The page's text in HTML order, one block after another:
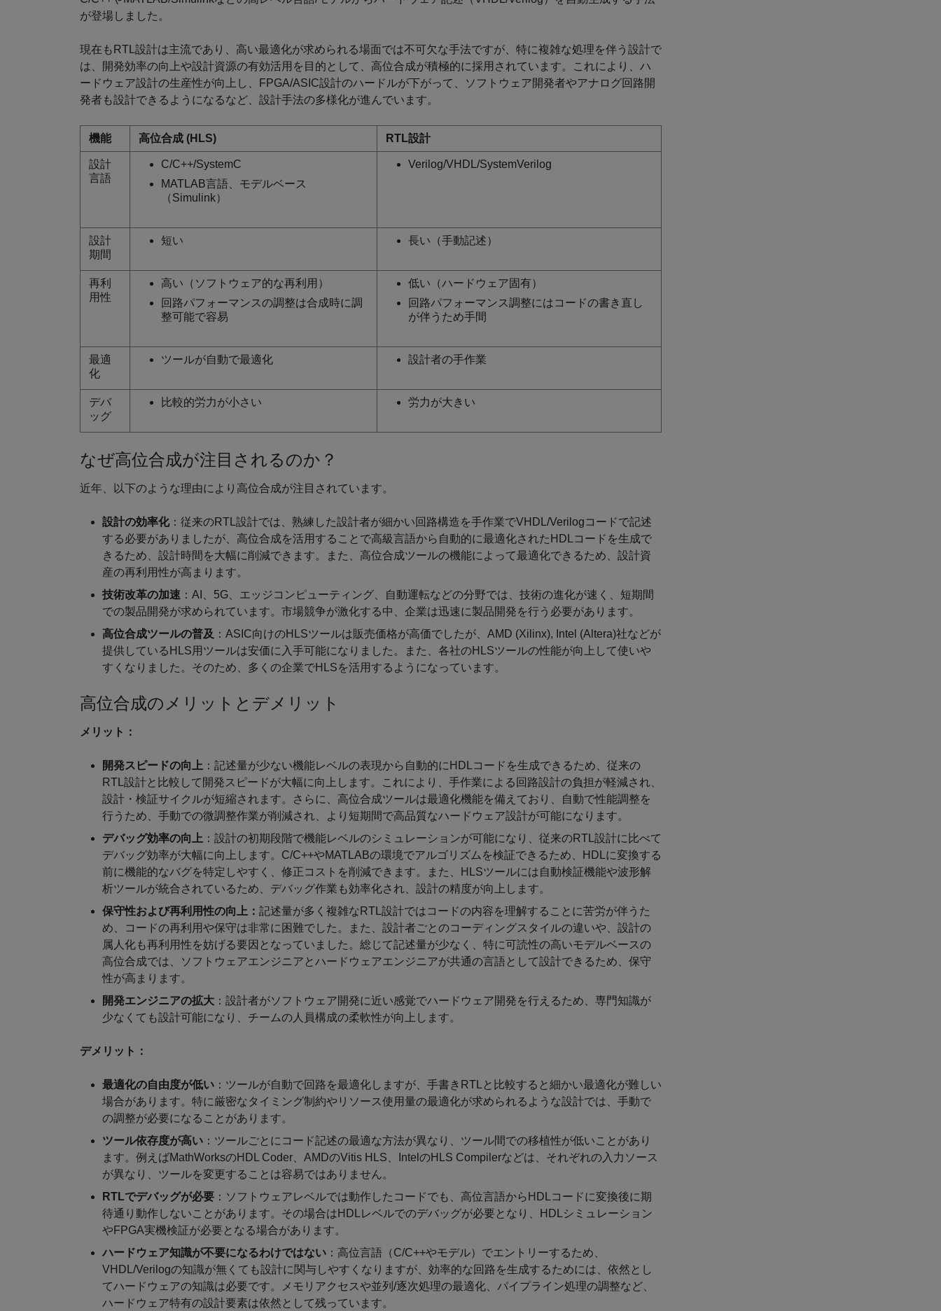
が登場しました。
現在もRTL設計は主流であり、高い最適化が求められる場面では不可欠な手法ですが、特に複雑な処理を伴う設計で
は、開発効率の向上や設計資源の有効活用を目的として、高位合成が積極的に採用されています。これにより、ハ
ードウェア設計の生産性が向上し、FPGA/ASIC設計のハードルが下がって、ソフトウェア開発者やアナログ回路開
発者も設計できるようになるなど、設計手法の多様化が進んでいます。
機能 高位合成 (HLS) RTL設計
設計
言語
C/C++/SystemC
MATLAB言語、モデルベース
（Simulink）
Verilog/VHDL/SystemVerilog
設計
期間
短い 長い（手動記述）
再利
用性
高い（ソフトウェア的な再利用）
回路パフォーマンスの調整は合成時に調
整可能で容易
低い（ハードウェア固有）
回路パフォーマンス調整にはコードの書き直し
が伴うため手間
最適
化
ツールが自動で最適化 設計者の手作業
デバ
ッグ
比較的労力が小さい 労力が大きい
なぜ高位合成が注目されるのか？
近年、以下のような理由により高位合成が注目されています。
設計の効率化：従来のRTL設計では、熟練した設計者が細かい回路構造を手作業でVHDL/Verilogコードで記述
する必要がありましたが、高位合成を活用することで高級言語から自動的に最適化されたHDLコードを生成で
きるため、設計時間を大幅に削減できます。また、高位合成ツールの機能によって最適化できるため、設計資
産の再利用性が高まります。
技術改革の加速 ：AI、5G、エッジコンピューティング、自動運転などの分野では、技術の進化が速く、短期間
での製品開発が求められています。市場競争が激化する中、企業は迅速に製品開発を行う必要があります。
高位合成ツールの普及 ：ASIC向けのHLSツールは販売価格が高価でしたが、AMD (Xilinx), Intel (Altera)社などが
提供しているHLS用ツールは安価に入手可能になりました。また、各社のHLSツールの性能が向上して使いや
すくなりました。そのため、多くの企業でHLSを活用するようになっています。
高位合成のメリットとデメリット
メリット：
開発スピードの向上 ：記述量が少ない機能レベルの表現から自動的にHDLコードを生成できるため、従来の
RTL設計と比較して開発スピードが大幅に向上します。これにより、手作業による回路設計の負担が軽減され、
設計・検証サイクルが短縮されます。さらに、高位合成ツールは最適化機能を備えており、自動で性能調整を
行うため、手動での微調整作業が削減され、より短期間で高品質なハードウェア設計が可能になります。
デバッグ効率の向上 ：設計の初期段階で機能レベルのシミュレーションが可能になり、従来のRTL設計に比べて
デバッグ効率が大幅に向上します。C/C++やMATLABの環境でアルゴリズムを検証できるため、HDLに変換する
前に機能的なバグを特定しやすく、修正コストを削減できます。また、HLSツールには自動検証機能や波形解
析ツールが統合されているため、デバッグ作業も効率化され、設計の精度が向上します。
保守性および再利用性の向上： 記述量が多く複雑なRTL設計ではコードの内容を理解することに苦労が伴うた
め、コードの再利用や保守は非常に困難でした。また、設計者ごとのコーディングスタイルの違いや、設計の
属人化も再利用性を妨げる要因となっていました。総じて記述量が少なく、特に可読性の高いモデルベースの
高位合成では、ソフトウェアエンジニアとハードウェアエンジニアが共通の言語として設計できるため、保守
性が高まります。
開発エンジニアの拡大 ：設計者がソフトウェア開発に近い感覚でハードウェア開発を行えるため、専門知識が
少なくても設計可能になり、チームの人員構成の柔軟性が向上します。
デメリット：
最適化の自由度が低い ：ツールが自動で回路を最適化しますが、手書きRTLと比較すると細かい最適化が難しい
場合があります。特に厳密なタイミング制約やリソース使用量の最適化が求められるような設計では、手動で
の調整が必要になることがあります。
ツール依存度が高い ：ツールごとにコード記述の最適な方法が異なり、ツール間での移植性が低いことがあり
ます。例えばMathWorksのHDL Coder、AMDのVitis HLS、IntelのHLS Compilerなどは、それぞれの入力ソース
が異なり、ツールを変更することは容易ではありません。
RTLでデバッグが必要 ：ソフトウェアレベルでは動作したコードでも、高位言語からHDLコードに変換後に期
待通り動作しないことがあります。その場合はHDLレベルでのデバッグが必要となり、HDLシミュレーション
やFPGA実機検証が必要となる場合があります。
ハードウェア知識が不要になるわけではない ：高位言語（C/C++やモデル）でエントリーするため、
VHDL/Verilogの知識が無くても設計に関与しやすくなりますが、効率的な回路を生成するためには、依然とし
てハードウェアの知識は必要です。メモリアクセスや並列/逐次処理の最適化、パイプライン処理の調整など、
ハードウェア特有の設計要素は依然として残っています。